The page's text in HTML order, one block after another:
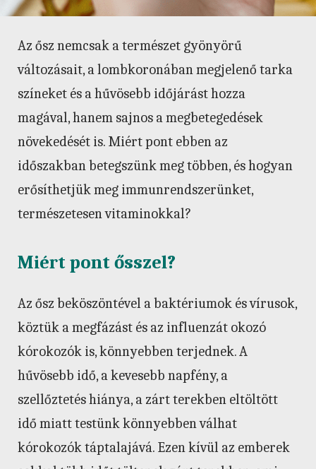
Az ősz nemcsak a természet gyönyörű
változásait, a lombkoronában megjelenő tarka
színeket és a hűvösebb időjárást hozza
magával, hanem sajnos a megbetegedések
növekedését is. Miért pont ebben az
időszakban betegszünk meg többen, és hogyan
erősíthetjük meg immunrendszerünket,
természetesen vitaminokkal?
Miért pont ősszel?
Az ősz beköszöntével a baktériumok és vírusok,
köztük a megfázást és az influenzát okozó
kórokozók is, könnyebben terjednek. A
hűvösebb idő, a kevesebb napfény, a
szellőztetés hiánya, a zárt terekben eltöltött
idő miatt testünk könnyebben válhat
kórokozók táptalajává. Ezen kívül az emberek